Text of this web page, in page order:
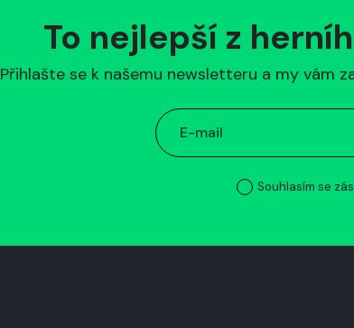
To nejlepší z
Přihlašte se k našemu newsletteru a my vám
Souhlasím se